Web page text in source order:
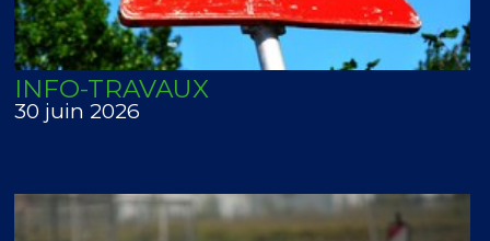
INFO-TRAVAUX
30 juin 2026